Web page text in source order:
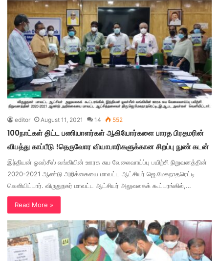
editor August 11, 2021 14 552
100நாட்கள் திட்ட பணியாளர்கள் ஆகியோர்களை பாரத பிரதமரின்
விபத்து காப்பீடு !தெருவோர வியாபாரிகளுக்கான சிறப்பு நுண் கடன்
இந்தியன் ஓவர்சீஸ் வங்கியின் ஊரக சுய வேலைவாய்ப்பு பயிற்சி நிறுவனத்தின்
2020-2021 ஆண்டு அறிக்கையை மாவட்ட ஆட்சியர் ஜெ.மேகநாதரெட்டி
வெளியிட்டார். விருதுநகர் மாவட்ட ஆட்சியர் அலுவலகக் கூட்டரங்கில்,…
Read More »